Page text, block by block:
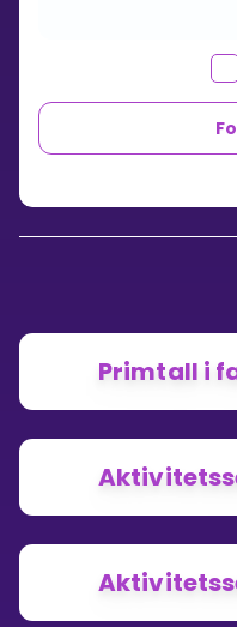
FAKTORISERING
TALL
Primtall i